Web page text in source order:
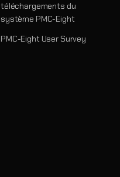
téléchargements du
système PMC-Eight
PMC-Eight User Survey